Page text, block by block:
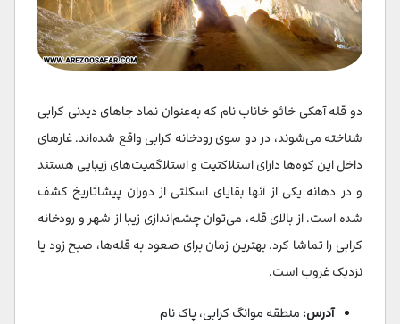
دو قله آهکی خائو خاناب نام که به‌عنوان نماد جاهای دیدنی کرابی
شناخته می‌شوند، در دو سوی رودخانه کرابی واقع شده‌اند. غارهای
داخل این کوه‌ها دارای استلاکتیت و استلاگمیت‌های زیبایی هستند
و در دهانه یکی از آنها بقایای اسکلتی از دوران پیشاتاریخ کشف
شده است. از بالای قله، می‌توان چشم‌اندازی زیبا از شهر و رودخانه
کرابی را تماشا کرد. بهترین زمان برای صعود به قله‌ها، صبح زود یا
نزدیک غروب است.
آدرس: منطقه موانگ کرابی، پاک نام